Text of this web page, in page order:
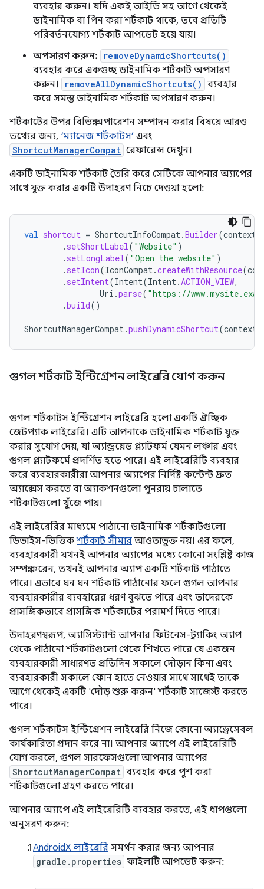
ব্যবহার করুন। যদি একই আইডি সহ আগে থেকেই
ডাইনামিক বা পিন করা শর্টকাট থাকে, তবে প্রতিটি
পরিবর্তনযোগ্য শর্টকাট আপডেট হয়ে যায়।
অপসারণ করুন:
removeDynamicShortcuts()
ব্যবহার করে একগুচ্ছ ডাইনামিক শর্টকাট অপসারণ
করুন।
removeAllDynamicShortcuts() ব্যবহার
করে সমস্ত ডাইনামিক শর্টকাট অপসারণ করুন।
শর্টকাটের উপর বিভিন্ন অপারেশন সম্পাদন করার বিষয়ে আরও
তথ্যের জন্য, ‘ম্যানেজ শর্টকাটস’ এবং
ShortcutManagerCompat রেফারেন্স দেখুন।
একটি ডাইনামিক শর্টকাট তৈরি করে সেটিকে আপনার অ্যাপের
সাথে যুক্ত করার একটি উদাহরণ নিচে দেওয়া হলো:
val shortcut = ShortcutInfoCompat.Builder(context
. setShortLabel( "Website" )
. setLongLabel( "Open the website" )
. setIcon(IconCompat.createWithResource(
. setIntent(Intent(Intent.ACTION_VIEW,
Uri .parse( "https://
.build()
ShortcutManagerCompat.pushDynamicShortcut(context
গুগল শর্টকাট ইন্টিগ্রেশন লাইব্রেরি যোগ করুন
গুগল শর্টকাটস ইন্টিগ্রেশন লাইব্রেরি হলো একটি ঐচ্ছিক
জেটপ্যাক লাইব্রেরি। এটি আপনাকে ডাইনামিক শর্টকাট যুক্ত
করার সুযোগ দেয়, যা অ্যান্ড্রয়েড প্ল্যাটফর্ম যেমন লঞ্চার এবং
গুগল প্ল্যাটফর্মে প্রদর্শিত হতে পারে। এই লাইব্রেরিটি ব্যবহার
করে ব্যবহারকারীরা আপনার অ্যাপের নির্দিষ্ট কন্টেন্ট দ্রুত
অ্যাক্সেস করতে বা অ্যাকশনগুলো পুনরায় চালাতে
শর্টকাটগুলো খুঁজে পায়।
এই লাইব্রেরির মাধ্যমে পাঠানো ডাইনামিক শর্টকাটগুলো
ডিভাইস-ভিত্তিকশর্টকাট সীমার আওতাভুক্ত নয়। এর ফলে,
ব্যবহারকারী যখনই আপনার অ্যাপের মধ্যে কোনো সংশ্লিষ্ট কাজ
সম্পন্ন করেন, তখনই আপনার অ্যাপ একটি শর্টকাট পাঠাতে
পারে। এভাবে ঘন ঘন শর্টকাট পাঠানোর ফলে গুগল আপনার
ব্যবহারকারীর ব্যবহারের ধরণ বুঝতে পারে এবং তাদেরকে
প্রাসঙ্গিকভাবে প্রাসঙ্গিক শর্টকাটের পরামর্শ দিতে পারে।
উদাহরণস্বরূপ, অ্যাসিস্ট্যান্ট আপনার ফিটনেস-ট্র্যাকিং অ্যাপ
থেকে পাঠানো শর্টকাটগুলো থেকে শিখতে পারে যে একজন
ব্যবহারকারী সাধারণত প্রতিদিন সকালে দৌড়ান কিনা এবং
ব্যবহারকারী সকালে ফোন হাতে নেওয়ার সাথে সাথেই তাকে
আগে থেকেই একটি 'দৌড় শুরু করুন' শর্টকাট সাজেস্ট করতে
পারে।
গুগল শর্টকাটস ইন্টিগ্রেশন লাইব্রেরি নিজে কোনো অ্যাড্রেসেবল
কার্যকারিতা প্রদান করে না। আপনার অ্যাপে এই লাইব্রেরিটি
যোগ করলে, গুগল সারফেসগুলো আপনার অ্যাপের
ShortcutManagerCompat ব্যবহার করে পুশ করা
শর্টকাটগুলো গ্রহণ করতে পারে।
আপনার অ্যাপে এই লাইব্রেরিটি ব্যবহার করতে, এই ধাপগুলো
অনুসরণ করুন:
AndroidX লাইব্রেরি সমর্থন করার জন্য আপনার
gradle.properties ফাইলটি আপডেট করুন: